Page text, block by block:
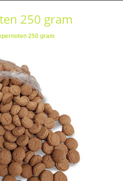
250 gram
250 gram